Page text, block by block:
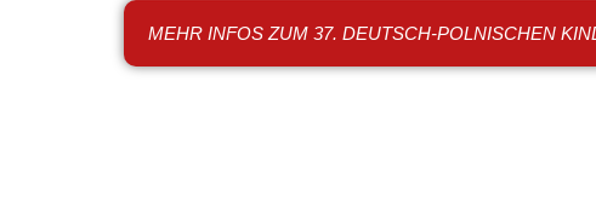
MEHR INFOS ZUM 37. DEUTSCH-POLNISCHEN